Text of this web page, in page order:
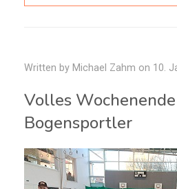
Written by Michael Zahm on 10.
Volles
Bogensportler